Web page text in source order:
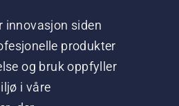
innovasjon siden
produkter
og bruk oppfyller
i våre